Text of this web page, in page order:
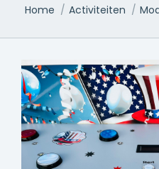
Je bent hier:
Home Activiteiten